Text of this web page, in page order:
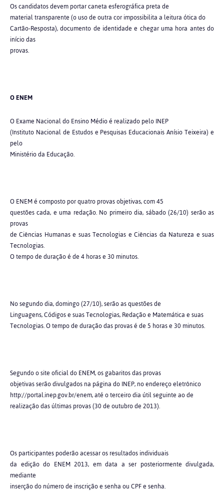
Os candidatos devem portar caneta esferográfica preta de
material transparente (o uso de outra cor impossibilita a leitura ótica do
Cartão-Resposta), documento de identidade e chegar uma hora antes do
início das
provas.
O ENEM
O Exame Nacional do Ensino Médio é realizado pelo INEP
(Instituto Nacional de Estudos e Pesquisas Educacionais Anísio Teixeira) e
pelo
Ministério da Educação.
O ENEM é composto por quatro provas objetivas, com 45
questões cada, e uma redação. No primeiro dia, sábado (26/10) serão as
provas
de Ciências Humanas e suas Tecnologias e Ciências da Natureza e suas
Tecnologias.
O tempo de duração é de 4 horas e 30 minutos.
No segundo dia, domingo (27/10), serão as questões de
Linguagens, Códigos e suas Tecnologias, Redação e Matemática e suas
Tecnologias. O tempo de duração das provas é de 5 horas e 30 minutos.
Segundo o site oficial do ENEM, os gabaritos das provas
objetivas serão divulgados na página do INEP, no endereço eletrônico
http://portal.inep.gov.br/enem, até o terceiro dia útil seguinte ao de
realização das últimas provas (30 de outubro de 2013).
Os participantes poderão acessar os resultados individuais
da edição do ENEM 2013, em data a ser posteriormente divulgada,
mediante
inserção do número de inscrição e senha ou CPF e senha.